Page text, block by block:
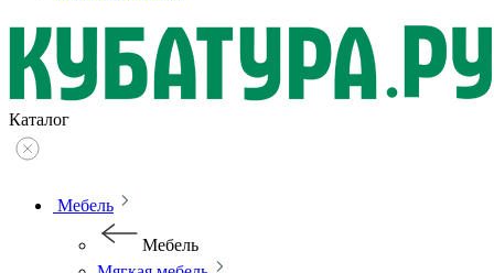
Каталог
Мебель
Мебель